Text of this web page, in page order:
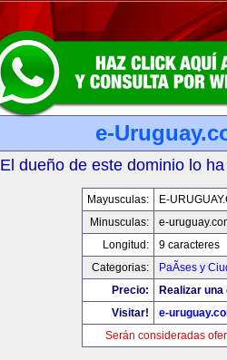
e-
El dueño de este dominio lo
Mayusculas:
E-
Minusculas:
e-
Longitud:
9 caracteres
Categorias:
PaÃ­ses y
Precio:
Realizar
Visitar!
e-
Serán consideradas